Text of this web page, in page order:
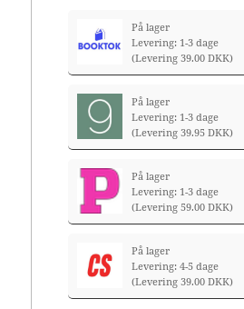
På lager
Levering: 1-3 dage
(Levering 39.00 DKK)
På lager
Levering: 1-3 dage
(Levering 39.95 DKK)
På lager
Levering: 1-3 dage
(Levering 59.00 DKK)
På lager
Levering: 4-5 dage
(Levering 39.00 DKK)